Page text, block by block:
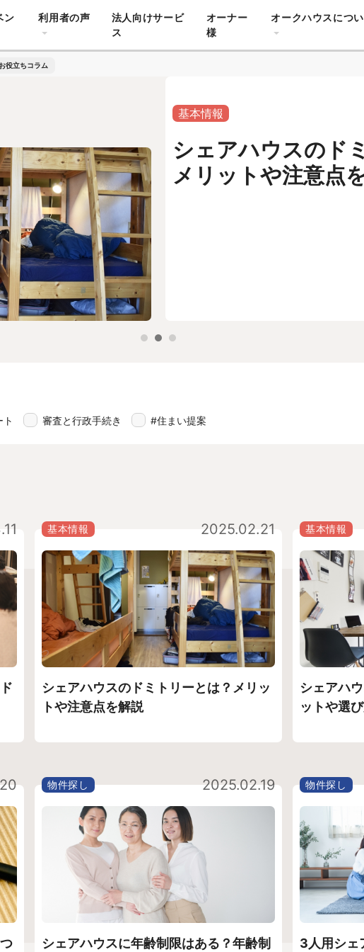
ン 利用者の声
法人向けサービ
ス
オーナー
様
オークハウスにつ
役立ちコラム
基本情報
シェアハウスのド
メリットや注意点
審査と行政手続き #住まい提案
2025.02.21
基本情報
シェアハウスのドミトリーとは？メリッ
トや注意点を解説
基本情報
シェアハ
ットや選
2025.02.19
物件探し
シェアハウスに年齢制限はある？年齢制
物件探し
3人用シェ